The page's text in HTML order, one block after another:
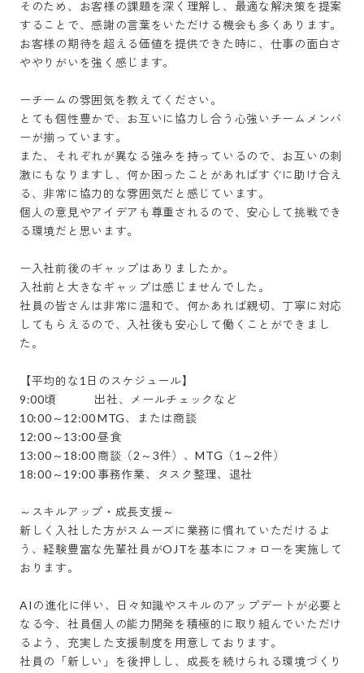
そのため、お客様の課題を深く理解し、最適な解決策を提案
することで、感謝の言葉をいただける機会も多くあります。
お客様の期待を超える価値を提供できた時に、仕事の面白さ
ややりがいを強く感じます。
ーチームの雰囲気を教えてください。
とても個性豊かで、お互いに協力し合う心強いチームメンバ
ーが揃っています。
また、それぞれが異なる強みを持っているので、お互いの刺
激にもなりますし、何か困ったことがあればすぐに助け合え
る、非常に協力的な雰囲気だと感じています。
個人の意見やアイデアも尊重されるので、安心して挑戦でき
る環境だと思います。
ー入社前後のギャップはありましたか。
入社前と大きなギャップは感じませんでした。
社員の皆さんは非常に温和で、何かあれば親切、丁寧に対応
してもらえるので、入社後も安心して働くことができまし
た。
【平均的な1日のスケジュール】
9:00頃	　　　出社、メールチェックなど
10:00～12:00	MTG、または商談
12:00～13:00	昼食
13:00～18:00	商談（2～3件）、MTG（1～2件）
18:00～19:00	事務作業、タスク整理、退社
～スキルアップ・成長支援～
新しく入社した方がスムーズに業務に慣れていただけるよ
う、経験豊富な先輩社員がOJTを基本にフォローを実施して
おります。
AIの進化に伴い、日々知識やスキルのアップデートが必要と
なる今、社員個人の能力開発を積極的に取り組んでいただけ
るよう、充実した支援制度を用意しております。
社員の「新しい」を後押しし、成長を続けられる環境づくり